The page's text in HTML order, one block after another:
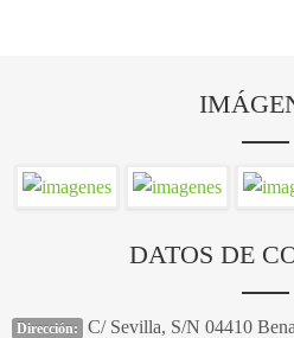
DATOS DE
Dirección: C/ Sevilla, S/N 04410